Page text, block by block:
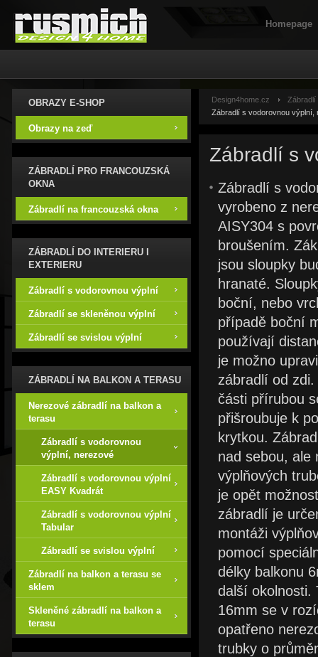
Homepage
OBRAZY E-SHOP
Obrazy na zeď
ZÁBRADLÍ PRO FRANCOUZSKÁ
OKNA
Zábradlí na francouzská okna
ZÁBRADLÍ DO INTERIERU I
EXTERIERU
Zábradlí s vodorovnou výplní
Zábradlí se skleněnou výplní
Zábradlí se svislou výplní
ZÁBRADLÍ NA BALKON A TERASU
Nerezové zábradlí na balkon a
terasu
Zábradlí s vodorovnou
výplní, nerezové
Zábradlí s vodorovnou výplní
EASY Kvadrát
Zábradlí s vodorovnou výplní
Tabular
Zábradlí se svislou výplní
Zábradlí na balkon a terasu se
sklem
Skleněné zábradlí na balkon a
terasu
Design4home.cz
Zábradlí
Zábradlí s vodorovnou výplní,
Zábradlí s
Zábradlí s
vyrobeno z
AISY304 s
broušením.
jsou sloupky
hranaté.
boční, nebo
případě boční
používají
je možno
zábradlí od
části přírubou
přišroubuje k
krytkou.
nad sebou,
výplňových
je opět
zábradlí je
montáži
pomocí
délky balkonu
další okolnosti.
16mm se v
opatřeno
trubky o